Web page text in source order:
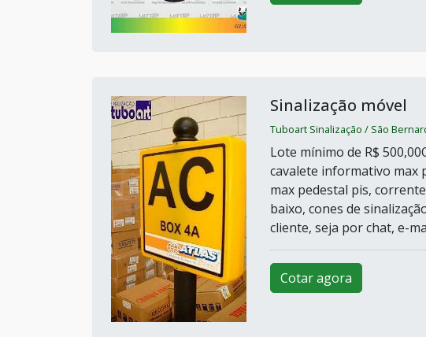
Sinalização móvel
Tuboart Sinalização / São
Lote mínimo de R$
cavalete informativo max
max pedestal pis,
baixo, cones de
cliente, seja por chat, e-
Cotar agora